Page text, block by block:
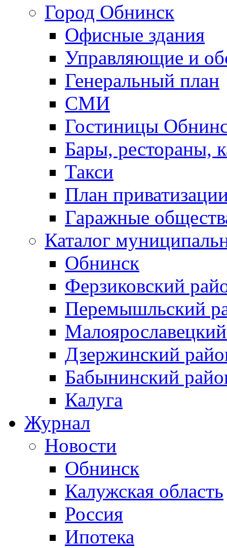
Город Обнинск
Офисные здания
Управляющие и
Генеральный план
СМИ
Гостиницы
Бары, рестораны,
Такси
План
Гаражные
Каталог
Обнинск
Ферзиковский
Перемышльский
Дзержинский
Бабынинский
Калуга
Журнал
Новости
Обнинск
Калужская область
Россия
Ипотека